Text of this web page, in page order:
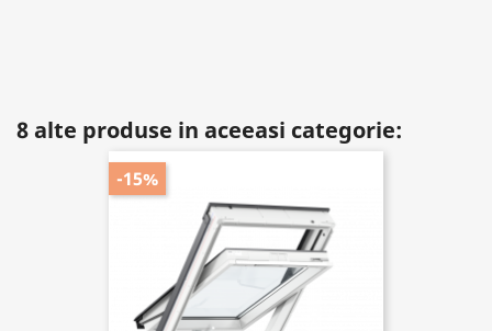
8 alte produse in aceeasi categorie:
-15%